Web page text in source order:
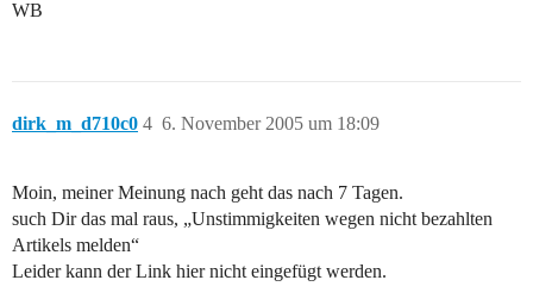
WB
dirk_m_d710c0 6. November 2005 um 18:09
4
Moin, meiner Meinung nach geht das nach 7 Tagen.
such Dir das mal raus, „Unstimmigkeiten wegen nicht bezahlten
Artikels melden“
Leider kann der Link hier nicht eingefügt werden.